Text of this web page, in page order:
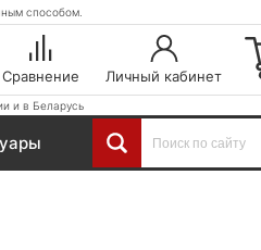
способом.
Сравнение Личный кабинет
и в Беларусь